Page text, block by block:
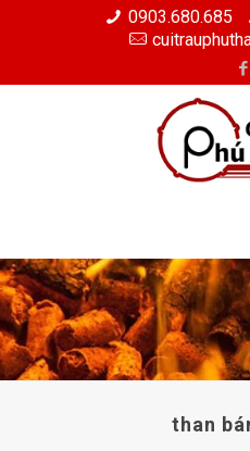
0903.680.685
than